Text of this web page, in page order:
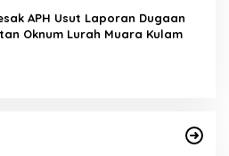
Dugaan
Oknum Lurah Muara Kulam